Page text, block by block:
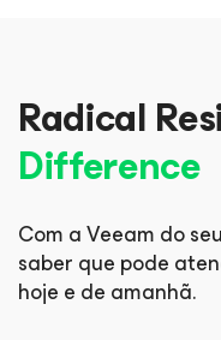
Radical
Difference
Com a Veeam do
saber que pode
hoje e de amanhã.